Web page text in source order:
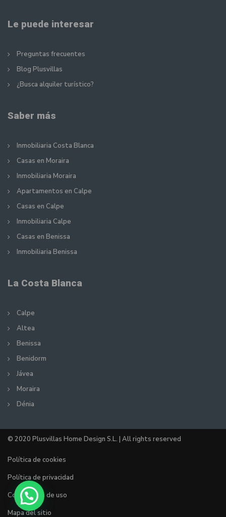
Le puede interesar
Preguntas frecuentes
Blog Plusvillas
¿Busca alquiler turístico?
Saber más
Inmobiliaria Costa Blanca
Casas en Moraira
Inmobiliaria Moraira
Apartamentos en Calpe
Casas en Calpe
Inmobiliaria Calpe
Casas en Benissa
Inmobiliaria Benissa
La Costa Blanca
Calpe
Altea
Benissa
Benidorm
Jávea
Moraira
Dénia
© 2020 Plusvillas Home Design S.L. | All rights reserved
Política de cookies
Política de privacidad
Condiciones de uso
Mapa del sitio